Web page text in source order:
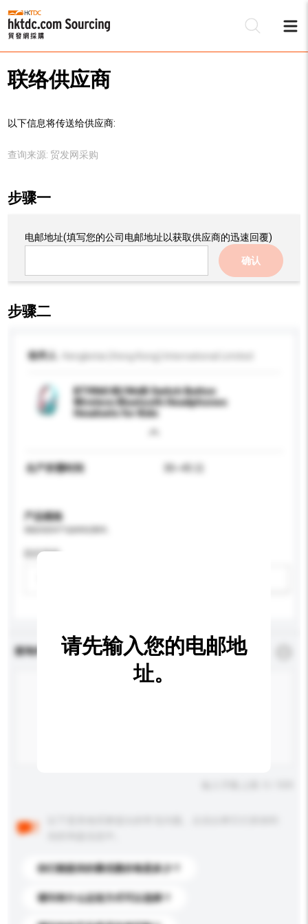
联络供应商
以下信息将传送给供应商:
查询来源: 贸发网采购
步骤一
电邮地址(填写您的公司电邮地址以获取供应商的迅速回覆)
确认
步骤二
收件人
BT9960 85/94dB Switch Button
Wireless Bluetooth Headphones
Headsets for Kids
生产所需时间 30~45 日
产品规格
防护等级
查询内容 *必须填写
你们能提供的最优惠价格是多少？
请问有什么运送方式可以选择？
请先输入您的电邮地
址。